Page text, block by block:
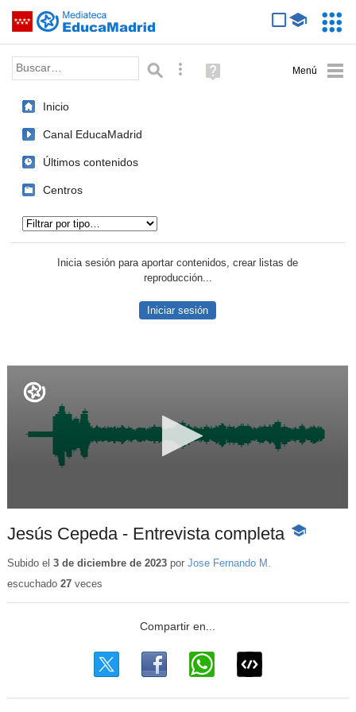
Saltar navegación
Palabra o frase: Búsqueda avanzada
Ayuda
(en
Inicio
Canal EducaMadrid
Últimos contenidos
Centros
Inicia sesión para aportar contenidos, crear listas de
reproducción...
Iniciar sesión
Jesús Cepeda - Entrevista completa -
Subido el 3 de diciembre de 2023por Jose Fernando M.
escuchado 27veces